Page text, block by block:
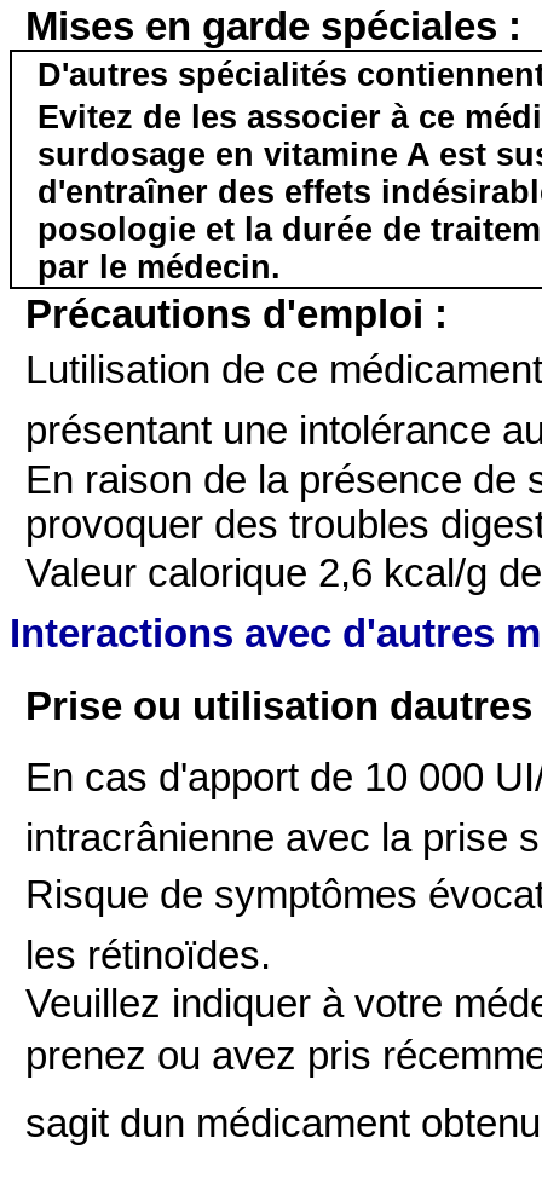
Mises en garde spéciales :
D'autres spécialités
Evitez de les associer à ce
surdosage en vitamine A est
d'entraîner des effets
posologie et la durée de
par le médecin.
Précautions d'emploi :
Lutilisation de ce
présentant une intolérance
En raison de la présence de
provoquer des troubles
Valeur calorique 2,6 kcal/g
Interactions avec d'autres
Prise ou utilisation
En cas d'apport de 10 000
intracrânienne avec la prise
Risque de symptômes
les rétinoïdes.
Veuillez indiquer à votre
prenez ou avez pris
sagit dun médicament